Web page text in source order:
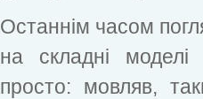
Останнім часом
на складні
просто: мовляв,